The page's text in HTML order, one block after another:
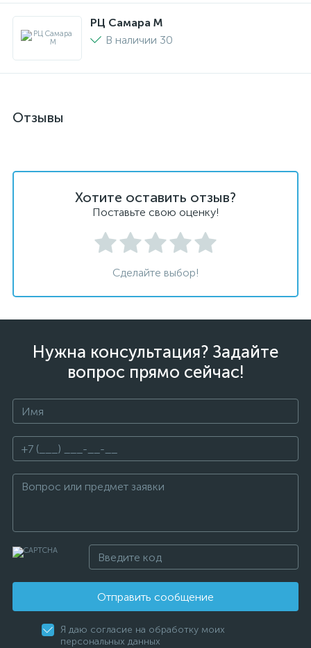
РЦ Самара M
В наличии 30
Отзывы
Хотите оставить отзыв?
Поставьте свою оценку!
Сделайте выбор!
Нужна консультация? Задайте
вопрос прямо сейчас!
Отправить сообщение
Я даю согласие на обработку моих
персональных данных